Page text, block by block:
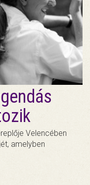
Velencében
amelyben